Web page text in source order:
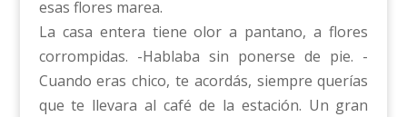
esas flores marea.
La casa entera tiene olor a pantano, a flores
corrompidas. -Hablaba sin ponerse de pie. -
Cuando eras chico, te acordás, siempre querías
que te llevara al café de la estación. Un gran